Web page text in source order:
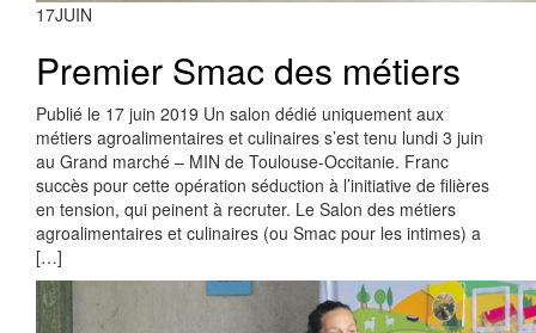
17JUIN
Premier Smac des métiers
Publié le 17 juin 2019 Un salon dédié uniquement aux
métiers agroalimentaires et culinaires s’est tenu lundi 3 juin
au Grand marché – MIN de Toulouse-Occitanie. Franc
succès pour cette opération séduction à l’initiative de filières
en tension, qui peinent à recruter. Le Salon des métiers
agroalimentaires et culinaires (ou Smac pour les intimes) a
[…]